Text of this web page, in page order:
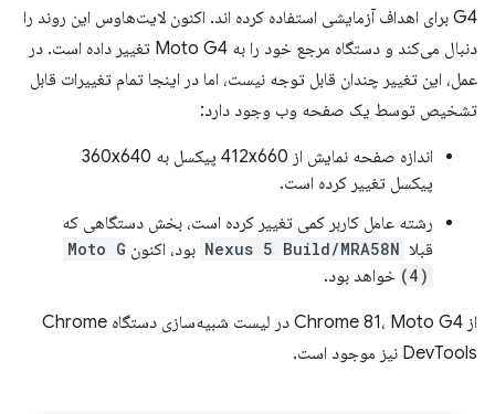
G4 برای اهداف آزمایشی استفاده کرده اند. اکنون لایت‌هاوس این روند را
دنبال می‌کند و دستگاه مرجع خود را به Moto G4 تغییر داده است. در
عمل، این تغییر چندان قابل توجه نیست، اما در اینجا تمام تغییرات قابل
تشخیص توسط یک صفحه وب وجود دارد:
اندازه صفحه نمایش از 412x660 پیکسل به 360x640
پیکسل تغییر کرده است.
رشته عامل کاربر کمی تغییر کرده است، بخش دستگاهی که
قبلا Nexus 5 Build/MRA58N بود، اکنون Moto G
(4) خواهد بود.
از Chrome 81، Moto G4 در لیست شبیه‌سازی دستگاه Chrome
DevTools نیز موجود است.